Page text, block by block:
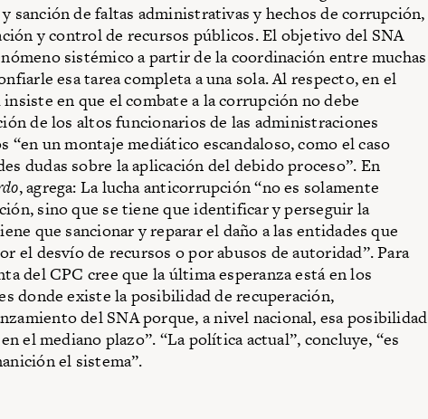
sanción de faltas administrativas y hechos de corrupción,
y control de recursos públicos. El objetivo del SNA
sistémico a partir de la coordinación entre muchas
esa tarea completa a una sola. Al respecto, en el
en que el combate a la corrupción no debe
de los altos funcionarios de las administraciones
“en un montaje mediático escandaloso, como el caso
dudas sobre la aplicación del debido proceso”. En
, agrega: La lucha anticorrupción “no es solamente
sino que se tiene que identificar y perseguir la
que sancionar y reparar el daño a las entidades que
el desvío de recursos o por abusos de autoridad”. Para
del CPC cree que la última esperanza está en los
donde existe la posibilidad de recuperación,
del SNA porque, a nivel nacional, esa posibilidad
el mediano plazo”. “La política actual”, concluye, “es
el sistema”.